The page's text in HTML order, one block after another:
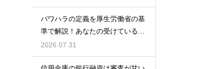
パワハラの定義を厚生労働省の基
準で解説！あなたの受けている行
為は該当する？
2026.07.31